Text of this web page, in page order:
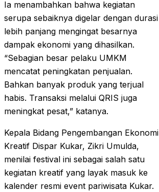
Ia menambahkan bahwa kegiatan
serupa sebaiknya digelar dengan durasi
lebih panjang mengingat besarnya
dampak ekonomi yang dihasilkan.
“Sebagian besar pelaku UMKM
mencatat peningkatan penjualan.
Bahkan banyak produk yang terjual
habis. Transaksi melalui QRIS juga
meningkat pesat,” katanya.
Kepala Bidang Pengembangan Ekonomi
Kreatif Dispar Kukar, Zikri Umulda,
menilai festival ini sebagai salah satu
kegiatan kreatif yang layak masuk ke
kalender resmi event pariwisata Kukar.